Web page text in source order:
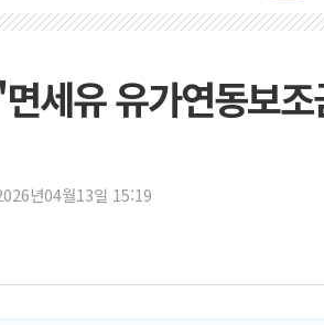
세유 유가연동보
년04월13일 15:19